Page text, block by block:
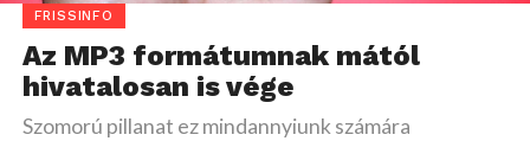
FRISSINFO
Az MP3 formátumnak mától
hivatalosan is vége
Szomorú pillanat ez mindannyiunk számára